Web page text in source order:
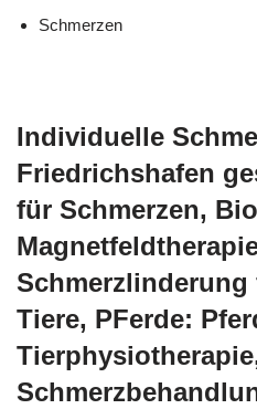
Schmerzen
Individuelle
Friedrichshafen
für Schmerzen,
Schmerzlinderung
Tiere, PFerde: